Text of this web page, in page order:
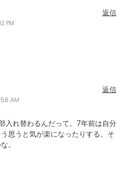
PM
返信
AM
返信
入れ替わるんだって。7年前は自分
思うと気が楽になったりする。そ
。